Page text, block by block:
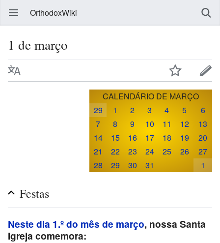
OrthodoxWiki
1 de março
CALENDÁRIO DE MARÇO
29
1 2 3 4 5
6
7
8 9 10 11 12
13
14
15 16 17 18 19
20
21
22 23 24 25 26
27
28
29 30 31 1
Festas
Neste dia 1.º do mês de março, nossa Santa
Igreja comemora: